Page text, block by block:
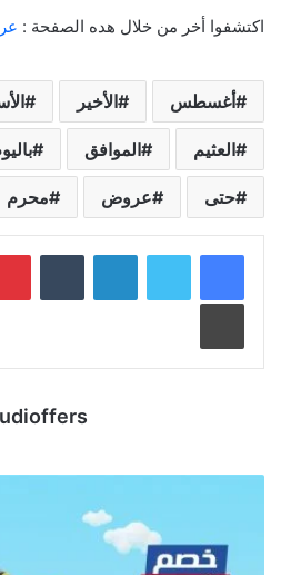
اكتشفوا أخر من خلال هده الصفحة :
أغسطس الأخير
العثيم الموافق
حتى عروض محرم
لينكدإن